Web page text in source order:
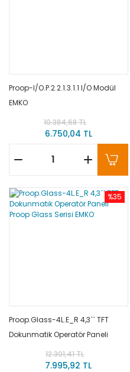
Proop-I/O.P.2.2.1.3.1.1 I/O Modül
EMKO
10.384,68 TL
6.750,04 TL
%35
Proop.Glass-4L.E_R 4,3`` TFT
Dokunmatik Operatör Paneli
Proop Glass Serisi EMKO
12.301,41 TL
7.995,92 TL